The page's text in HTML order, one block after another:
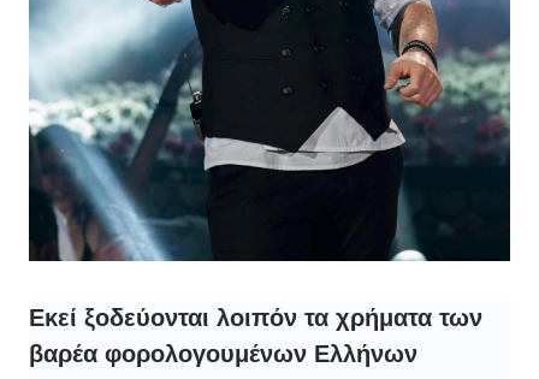
Εκεί ξοδεύονται λοιπόν τα χρήματα των
βαρέα φορολογουμένων Ελλήνων